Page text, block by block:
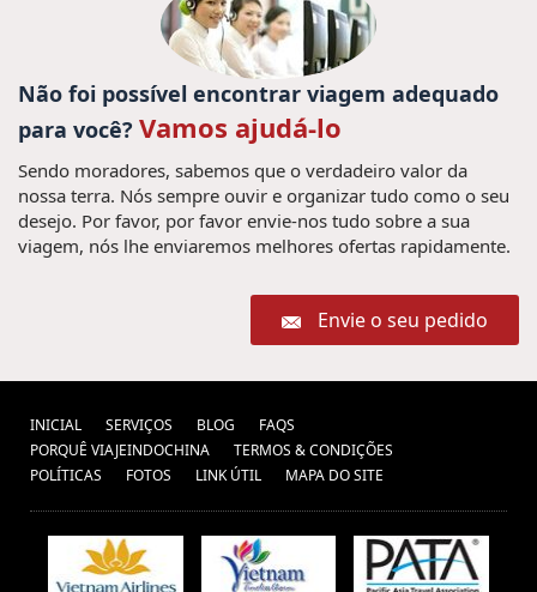
Não foi possível encontrar viagem adequado
para você? Vamos ajudá-lo
Sendo moradores, sabemos que o verdadeiro valor da
nossa terra. Nós sempre ouvir e organizar tudo como o seu
desejo. Por favor, por favor envie-nos tudo sobre a sua
viagem, nós lhe enviaremos melhores ofertas rapidamente.
Envie o seu pedido
INICIAL SERVIÇOS BLOG
FAQS
PORQUÊ VIAJEINDOCHINA
TERMOS & CONDIÇÕES
POLÍTICAS
FOTOS LINK ÚTIL MAPA DO SITE